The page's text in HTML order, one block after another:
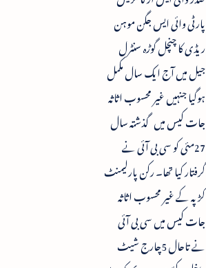
پارٹی وائی ایس جگن موہن
ریڈی کا چنچل گوڑہ سنٹرل
جیل میں آج ایک سال مکمل
ہوگیا جنہیں غیر محسوب اثاثہ
جات کیس میں گذشتہ سال
27مئی کو سی بی آئی نے
گرفتار کیا تھا۔ رکن پارلیمنٹ
کڑپہ کے غیر محسوب اثاثہ
جات کیس میں سی بی آئی
نے تاحال 5چارج شیٹ